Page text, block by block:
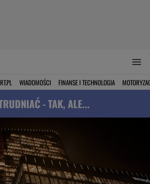
WIADOMOŚCI FINANSE I TECHNOLOGIA
- TAK, ALE...